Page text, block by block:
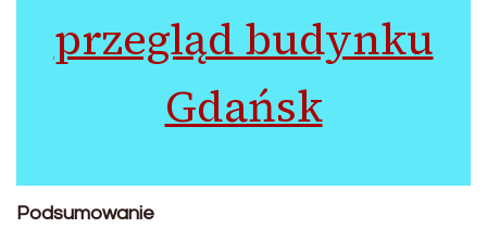
przegląd budynku
Gdańsk
Podsumowanie